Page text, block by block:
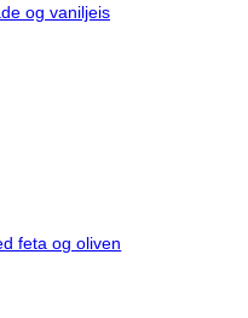
og vaniljeis
feta og oliven